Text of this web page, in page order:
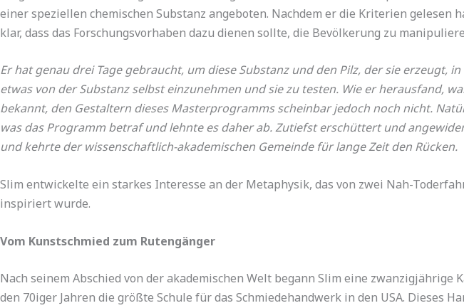
einer speziellen chemischen Substanz angeboten. Nachdem er die Kriterien gelesen
klar, dass das Forschungsvorhaben dazu dienen sollte, die Bevölkerung zu
Er hat genau drei Tage gebraucht, um diese Substanz und den Pilz, der sie erzeugt,
etwas von der Substanz selbst einzunehmen und sie zu testen. Wie er herausfand,
bekannt, den Gestaltern dieses Masterprogramms scheinbar jedoch noch nicht.
was das Programm betraf und lehnte es daher ab.Zutiefst erschüttert und
und kehrte der wissenschaftlich-akademischen Gemeinde für lange Zeit den Rücken.
Slim entwickelte ein starkes Interesse an der Metaphysik, das von zwei Nah-
inspiriert wurde.
Vom Kunstschmied zum Rutengänger
Nach seinem Abschied von der akademischen Welt begann Slim eine
den 70iger Jahren die größte Schule für das Schmiedehandwerk in den USA. Dieses